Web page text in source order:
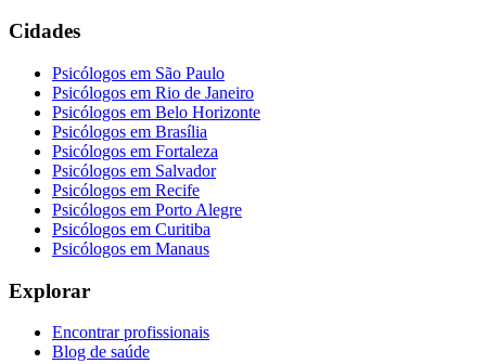
Cidades
Psicólogos em São Paulo
Psicólogos em Rio de Janeiro
Psicólogos em Belo Horizonte
Psicólogos em Brasília
Psicólogos em Fortaleza
Psicólogos em Salvador
Psicólogos em Recife
Psicólogos em Porto Alegre
Psicólogos em Curitiba
Psicólogos em Manaus
Explorar
Encontrar profissionais
Blog de saúde